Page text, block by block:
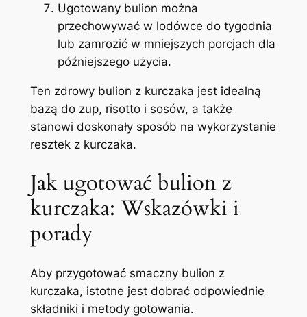
Ugotowany bulion można
przechowywać w lodówce do tygodnia
lub zamrozić w mniejszych porcjach dla
późniejszego użycia.
Ten zdrowy bulion z kurczaka jest idealną
bazą do zup, risotto i sosów, a także
stanowi doskonały sposób na wykorzystanie
resztek z kurczaka.
Jak ugotować bulion z
kurczaka: Wskazówki i
porady
Aby przygotować smaczny bulion z
kurczaka, istotne jest dobrać odpowiednie
składniki i metody gotowania.